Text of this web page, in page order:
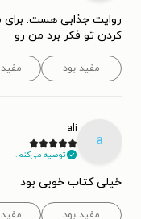
روایت جذابی هست. برای
کردن تو فکر برد من رو
مفید بود
a
ali
توصیه می‌کنم.
خیلی کتاب خوبی بود
مفید بود